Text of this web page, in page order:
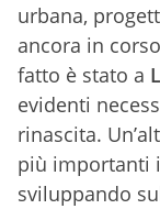
urbana,
ancora in
fatto è stato a
evidenti
rinascita.
più importanti
sviluppando